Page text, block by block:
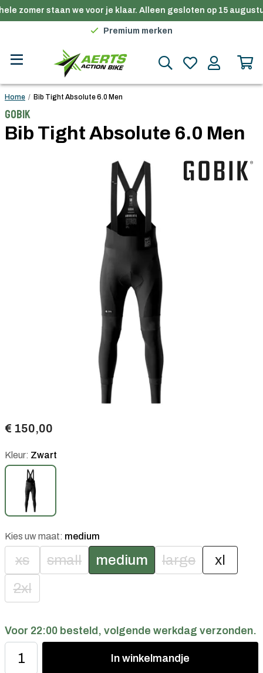
zomer staan we voor je klaar. Alleen gesloten op 15
Gratis verzending in België vanaf €100
Premium merken
Gratis verzending in België vanaf €100
Home / Bib Tight Absolute 6.0 Men
Gobik
Bib Tight Absolute 6.0 Men
€ 150,00
Kleur: Zwart
Kies uw maat: medium
xs small medium large
xl
2xl
Voor 22:00 besteld, volgende werkdag verzonden.
In winkelmandje